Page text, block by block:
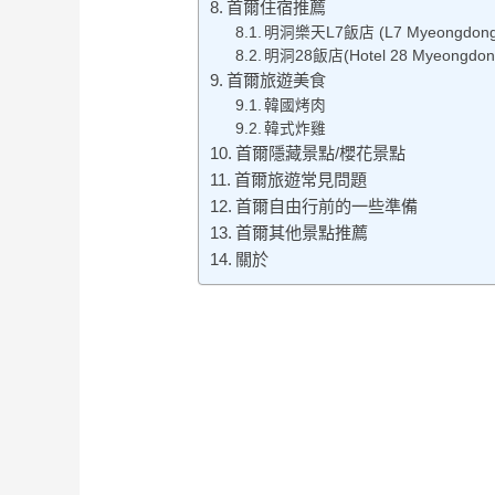
首爾住宿推薦
明洞樂天L7飯店 (L7
明洞28飯店(Hotel 28
首爾旅遊美食
韓國烤肉
韓式炸雞
首爾隱藏景點/櫻花景點
首爾旅遊常見問題
首爾自由行前的一些準備
首爾其他景點推薦
關於